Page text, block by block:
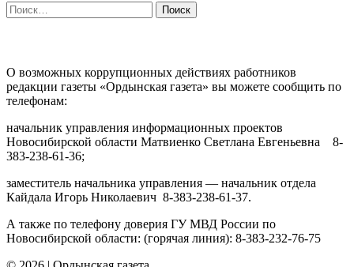
Найти:
О возможных коррупционных действиях работников
редакции газеты «Ордынская газета» вы можете сообщить по
телефонам:
начальник управления информационных проектов
Новосибирской области Матвиенко Светлана Евгеньевна 8-
383-238-61-36;
заместитель начальника управления — начальник отдела
Кайдала Игорь Николаевич 8-383-238-61-37.
А также по телефону доверия ГУ МВД России по
Новосибирской области: (горячая линия): 8-383-232-76-75